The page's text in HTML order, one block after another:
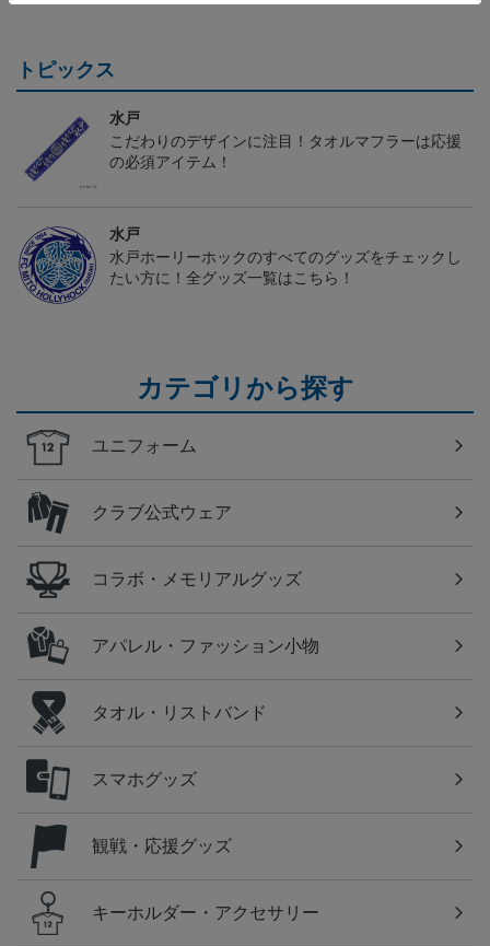
トピックス
水戸
こだわりのデザインに注目！タオルマフラーは応援
の必須アイテム！
水戸
水戸ホーリーホックのすべてのグッズをチェックし
たい方に！全グッズ一覧はこちら！
カテゴリから探す
ユニフォーム
クラブ公式ウェア
コラボ・メモリアルグッズ
アパレル・ファッション小物
タオル・リストバンド
スマホグッズ
観戦・応援グッズ
キーホルダー・アクセサリー